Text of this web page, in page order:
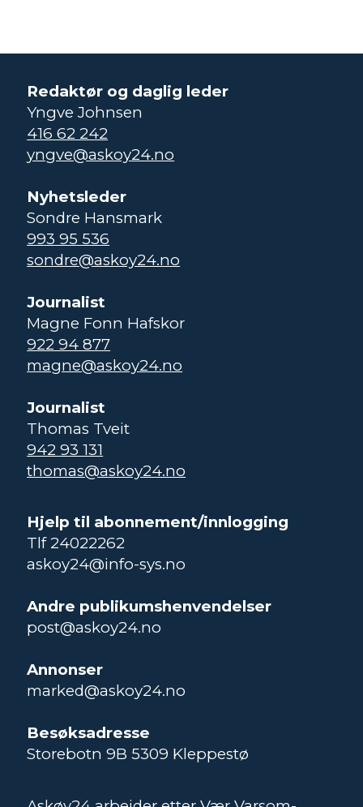
Redaktør og daglig leder
Yngve Johnsen
416 62 242
yngve@askoy24.no
Nyhetsleder
Sondre Hansmark
993 95 536
sondre@askoy24.no
Journalist
Magne Fonn Hafskor
922 94 877
magne@askoy24.no
Journalist
Thomas Tveit
942 93 131
thomas@askoy24.no
Hjelp til abonnement/innlogging
Tlf 24022262
askoy24@info-sys.no
Andre publikumshenvendelser
post@askoy24.no
Annonser
marked@askoy24.no
Besøksadresse
Storebotn 9B 5309 Kleppestø